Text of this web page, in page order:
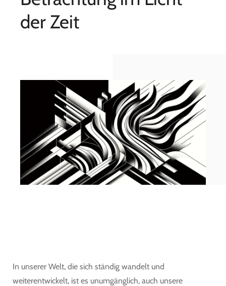
wirtschaft
der Zeit
In unserer Welt, die sich ständig wandelt und
weiterentwickelt, ist es unumgänglich, auch unsere